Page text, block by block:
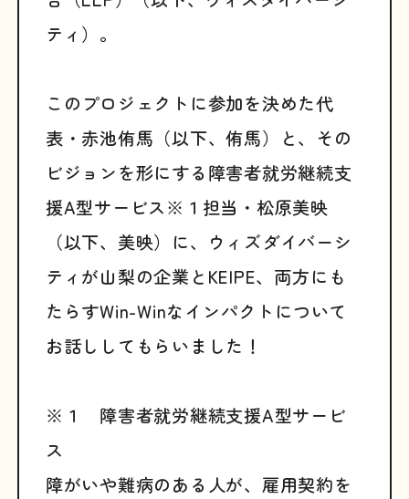
ティ）。
このプロジェクトに参加を決めた代
表・赤池侑馬（以下、侑馬）と、その
ビジョンを形にする障害者就労継続支
援A型サービス※１担当・松原美映
（以下、美映）に、ウィズダイバーシ
ティが山梨の企業とKEIPE、両方にも
たらすWin-Winなインパクトについて
お話ししてもらいました！
※１ 障害者就労継続支援A型サービ
ス
障がいや難病のある人が、雇用契約を